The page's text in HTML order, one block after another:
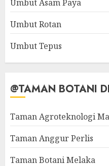
Umbut Asam Paya
Umbut Rotan
Umbut Tepus
@TAMAN BOTANI
Taman Agroteknologi
Taman Anggur Perlis
Taman Botani Melaka